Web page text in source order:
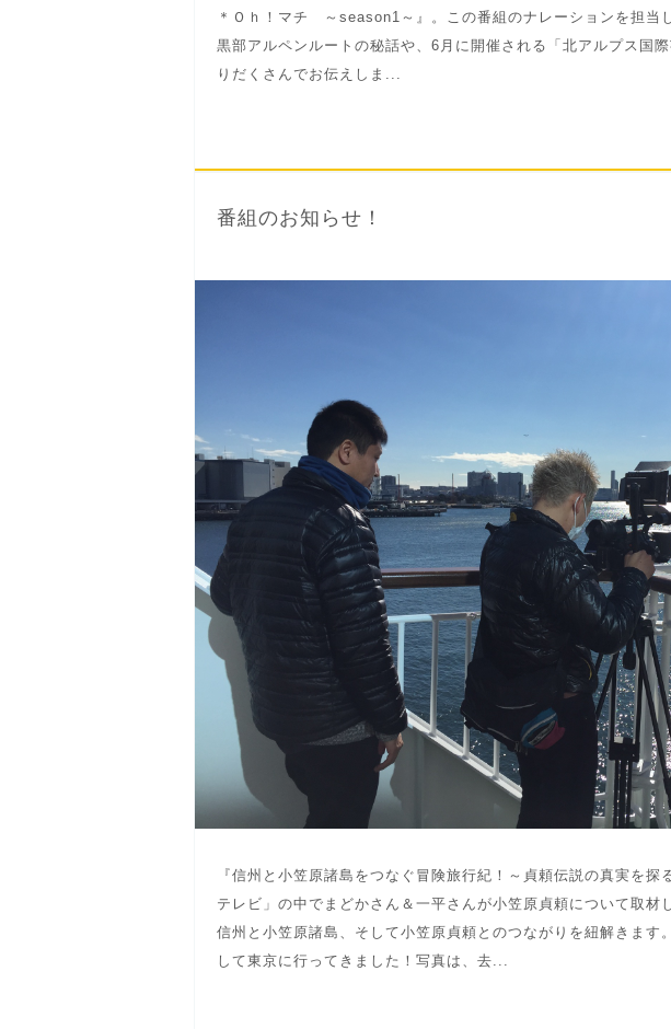
＊Ｏｈ！マチ ～season1～』。この番組のナレーションを担当
黒部アルペンルートの秘話や、6月に開催される「北アルプス国
りだくさんでお伝えしま...
番組のお知らせ！
『信州と小笠原諸島をつなぐ冒険旅行紀！～貞頼伝説の真実を探
テレビ」の中でまどかさん＆一平さんが小笠原貞頼について取材
信州と小笠原諸島、そして小笠原貞頼とのつながりを紐解きます
して東京に行ってきました！写真は、去...